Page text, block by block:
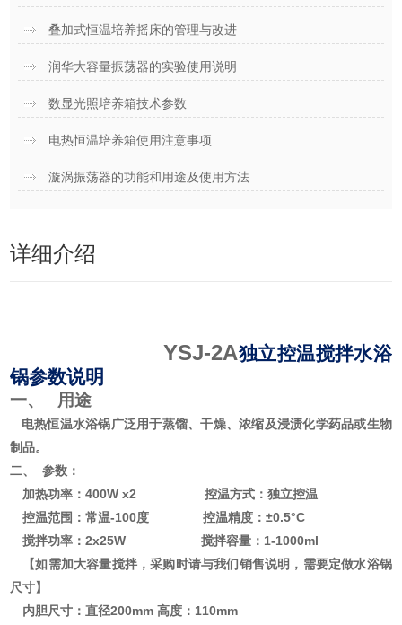
叠加式恒温培养摇床的管理与改进
润华大容量振荡器的实验使用说明
数显光照培养箱技术参数
电热恒温培养箱使用注意事项
漩涡振荡器的功能和用途及使用方法
详细介绍
YSJ-2A独立控温搅拌水浴
锅参数说明
一、 用途
电热恒温水浴锅广泛用于蒸馏、干燥、浓缩及浸渍化学药品或生物
制品。
二、
参数：
加热功率：400Wx2 控温方式：独立控温
控温范围：常温-100度 控温精度：±0.5°C
搅拌功率：2x25W 搅拌容量： 1-1000ml
【如需加大容量搅拌，采购时请与我们销售说明，需要定做水浴锅
尺寸】
内胆尺寸：直径200mm 高度：110mm